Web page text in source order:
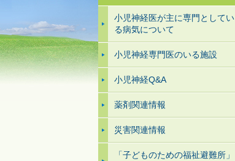
小児神経医が主に専門としてい
る病気について
小児神経専門医のいる施設
小児神経Q&A
薬剤関連情報
災害関連情報
「子どものための福祉避難所」